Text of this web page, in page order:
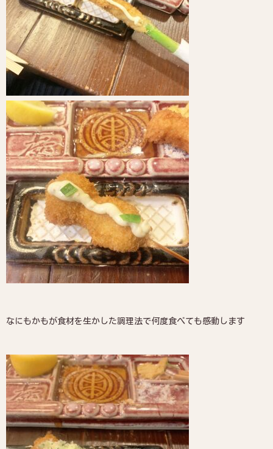
なにもかもが食材を生かした調理法で何度食べても感動します